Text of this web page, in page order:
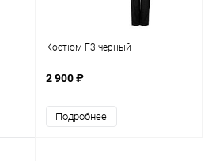
Костюм F3 черный
2 900 ₽
Подробнее